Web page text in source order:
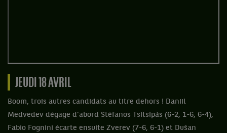
JEUDI 18 AVRIL
Boom, trois autres candidats au titre dehors ! Daniil
Medvedev dégage d’abord Stéfanos Tsitsipás (6-2, 1-6, 6-4),
Fabio Fognini écarte ensuite Zverev (7-6, 6-1) et Dušan